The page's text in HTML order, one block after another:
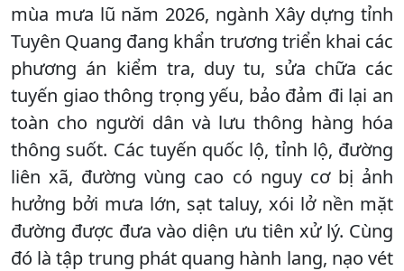
mùa mưa lũ năm 2026, ngành Xây dựng tỉnh
Tuyên Quang đang khẩn trương triển khai các
phương án kiểm tra, duy tu, sửa chữa các
tuyến giao thông trọng yếu, bảo đảm đi lại an
toàn cho người dân và lưu thông hàng hóa
thông suốt. Các tuyến quốc lộ, tỉnh lộ, đường
liên xã, đường vùng cao có nguy cơ bị ảnh
hưởng bởi mưa lớn, sạt taluy, xói lở nền mặt
đường được đưa vào diện ưu tiên xử lý. Cùng
đó là tập trung phát quang hành lang, nạo vét